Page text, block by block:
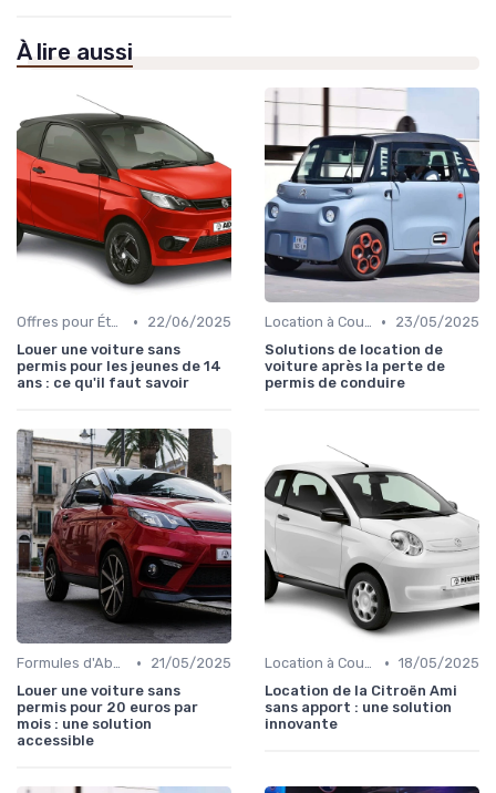
À lire aussi
Offres pour Étudiants •
22/06/2025
Louer une voiture sans
permis pour les jeunes de 14
ans : ce qu'il faut savoir
Location à Court Terme •
23/05/2025
Solutions de location de
voiture après la perte de
permis de conduire
Formules d'Abonnement •
21/05/2025
Louer une voiture sans
permis pour 20 euros par
mois : une solution
accessible
Location à Court Terme • 18/05/2025
Location de la Citroën Ami
sans apport : une solution
innovante